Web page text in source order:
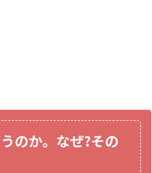
のか。なぜ?その